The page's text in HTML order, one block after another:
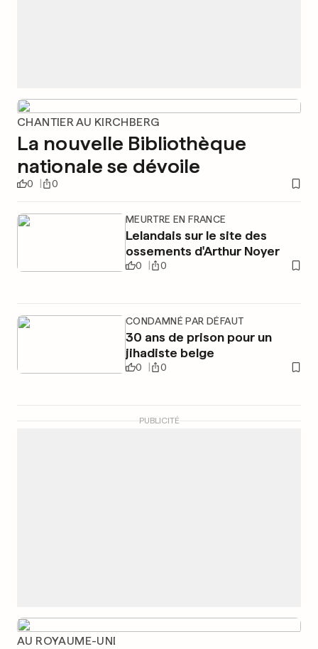
CHANTIER AU KIRCHBERG
La nouvelle Bibliothèque
nationale se dévoile
0 0
MEURTRE EN FRANCE
Lelandais sur le site des
ossements d'Arthur Noyer
0 0
CONDAMNÉ PAR DÉFAUT
30 ans de prison pour un
jihadiste belge
0 0
PUBLICITÉ
AU ROYAUME-UNI